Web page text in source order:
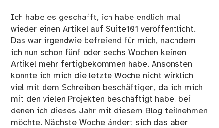
Ich habe es geschafft, ich habe endlich mal
wieder einen Artikel auf Suite101 veröffentlicht.
Das war irgendwie befreiend für mich, nachdem
ich nun schon fünf oder sechs Wochen keinen
Artikel mehr fertigbekommen habe. Ansonsten
konnte ich mich die letzte Woche nicht wirklich
viel mit dem Schreiben beschäftigen, da ich mich
mit den vielen Projekten beschäftigt habe, bei
denen ich dieses Jahr mit diesem Blog teilnehmen
möchte. Nächste Woche ändert sich das aber